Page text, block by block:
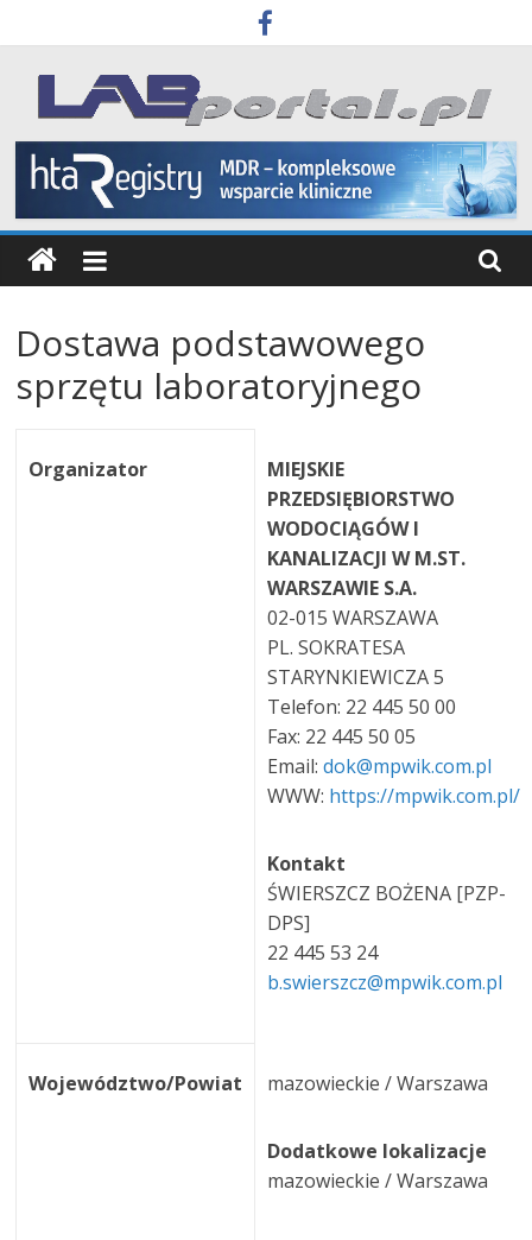
to
content
Labportal
Laboratoria
Aparatura
Badania
Dostawa podstawowego
sprzętu laboratoryjnego
Organizator
MIEJSKIE
PRZEDSIĘBIORSTWO
WODOCIĄGÓW I
KANALIZACJI W M.ST.
WARSZAWIE S.A.
02-015 WARSZAWA
PL. SOKRATESA
STARYNKIEWICZA 5
Telefon: 22 445 50 00
Fax: 22 445 50 05
Email:dok@mpwik.com.pl
WWW: https://mpwik.com.pl/
Kontakt
ŚWIERSZCZ BOŻENA [PZP-
DPS]
22 445 53 24
b.swierszcz@mpwik.com.pl
Województwo/Powiat mazowieckie / Warszawa
Dodatkowe lokalizacje
mazowieckie / Warszawa